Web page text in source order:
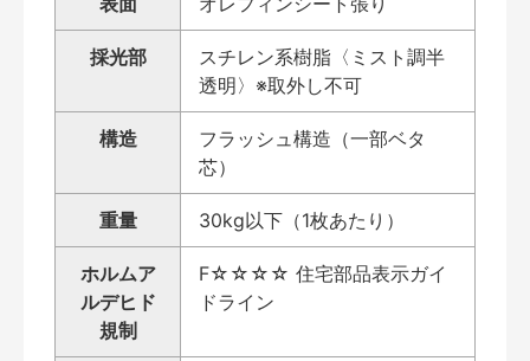
採光部
スチレン系樹脂〈ミスト調半
透明〉※取外し不可
構造
フラッシュ構造（一部ベタ
芯）
重量 30kg以下（1枚あたり）
ホルムア
ルデヒド
規制
F☆☆☆☆ 住宅部品表示ガイ
ドライン